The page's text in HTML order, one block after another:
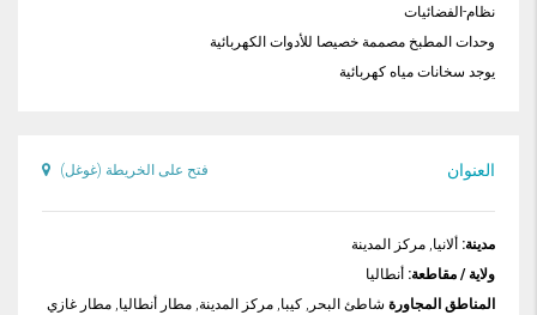
نظام-الفضائيات
وحدات المطبخ مصممة خصيصا للأدوات الكهربائية
يوجد سخانات مياه كهربائية
العنوان فتح على الخريطة (غوغل)
مدينة: ألانيا, مركز المدينة
ولاية / مقاطعة: أنطاليا
المناطق المجاورة شاطئ البحر, كيبا, مركز المدينة, مطار أنطاليا, مطار غازي